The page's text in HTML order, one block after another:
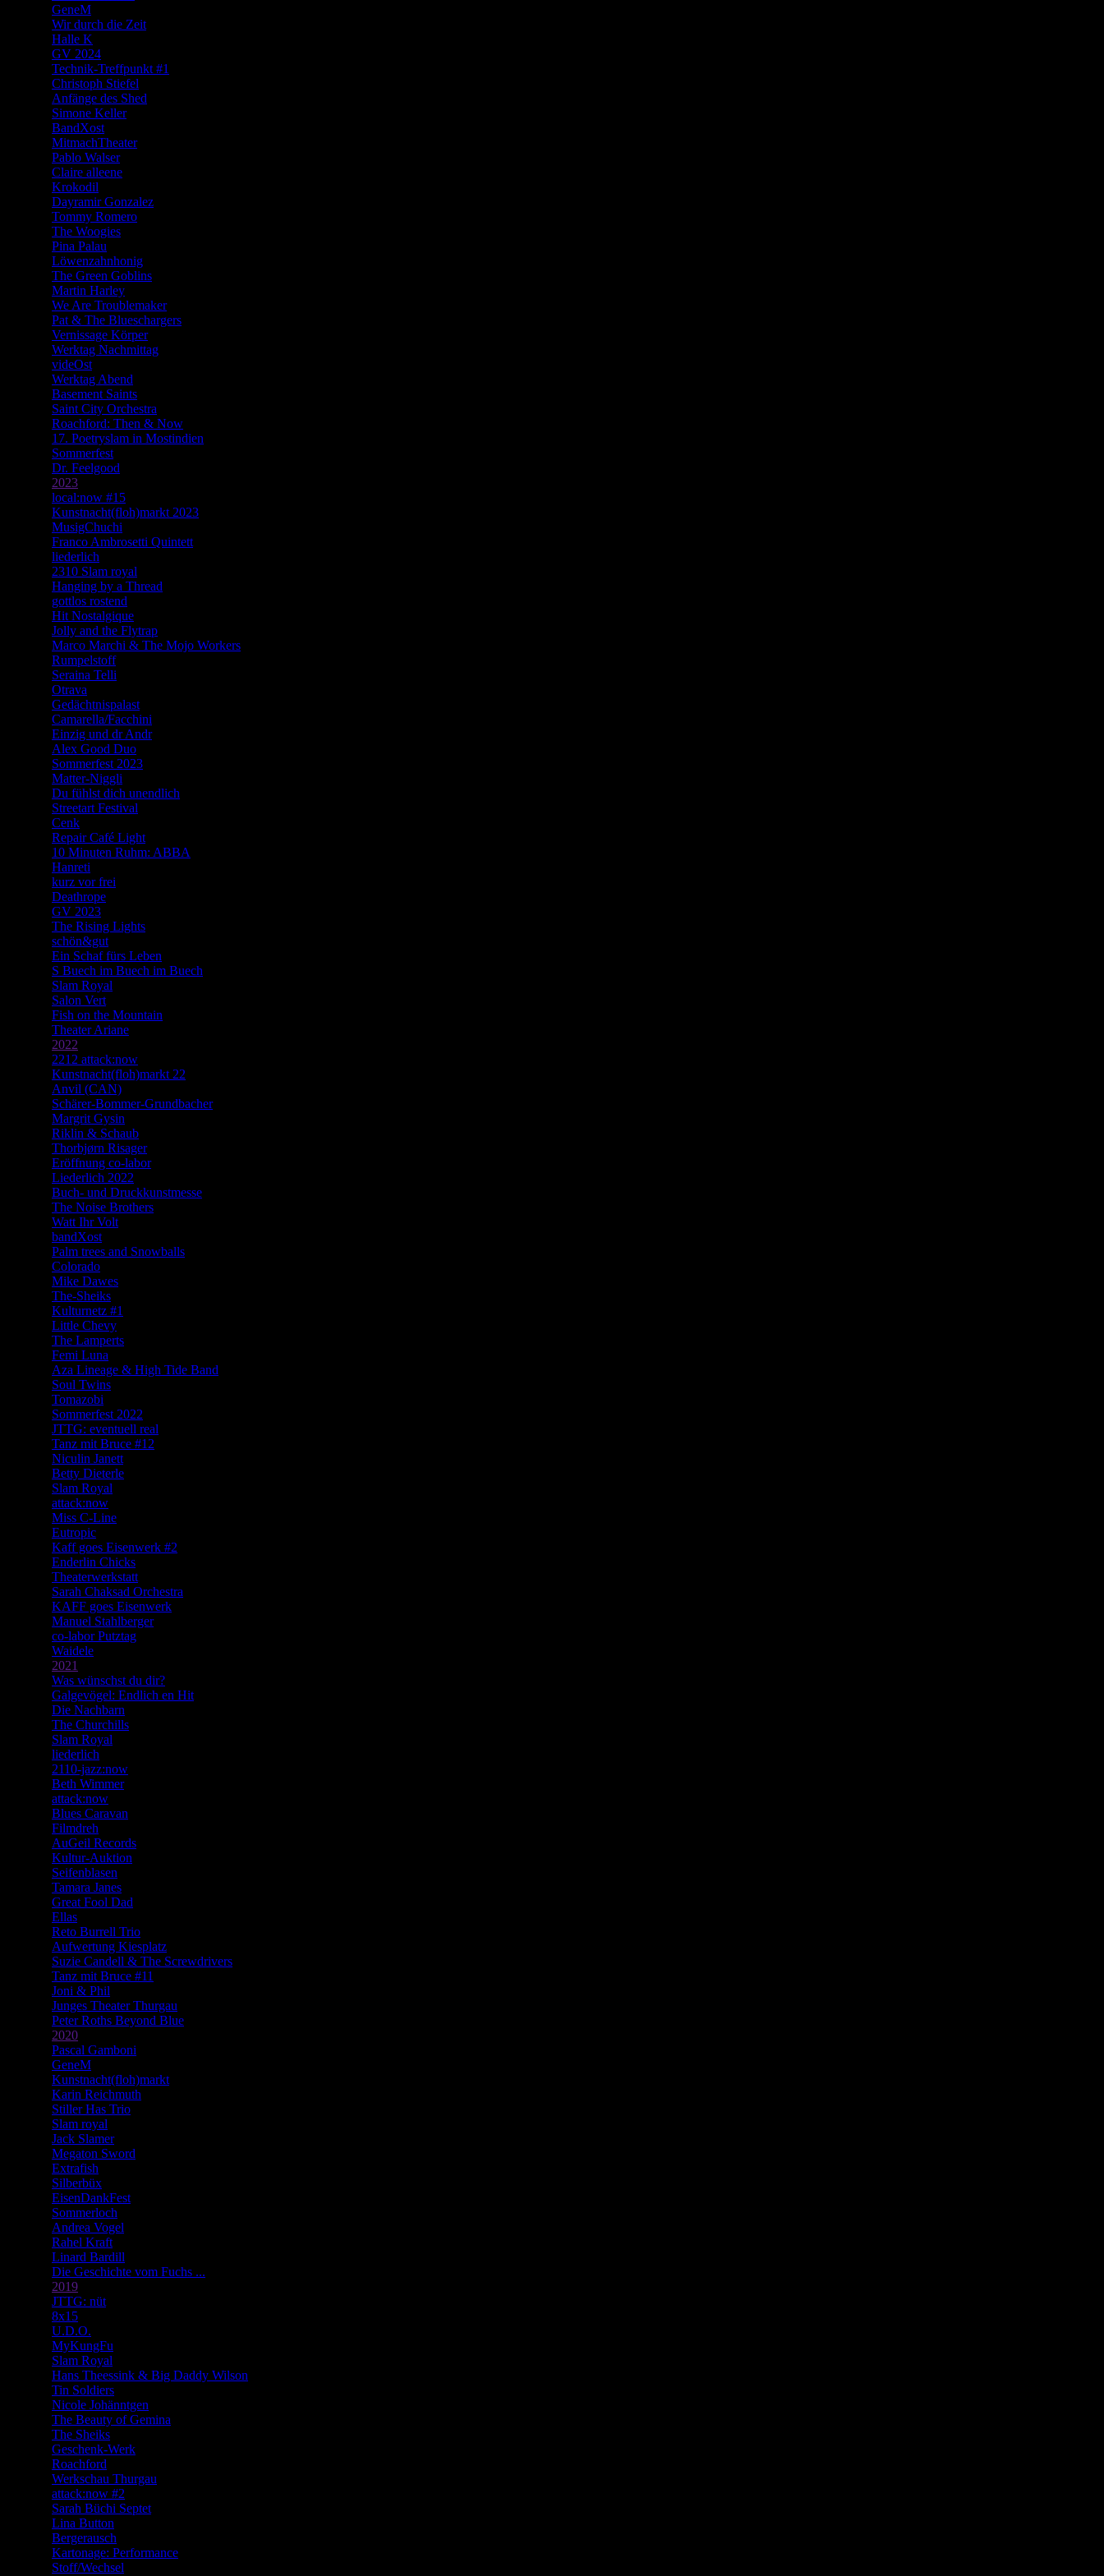
GeneM
Wir durch die Zeit
Halle K
GV 2024
Technik-Treffpunkt #1
Christoph Stiefel
Anfänge des Shed
Simone Keller
BandXost
MitmachTheater
Pablo Walser
Claire alleene
Krokodil
Dayramir Gonzalez
Tommy Romero
The Woogies
Pina Palau
Löwenzahnhonig
The Green Goblins
Martin Harley
We Are Troublemaker
Pat & The Blueschargers
Vernissage Körper
Werktag Nachmittag
videOst
Werktag Abend
Basement Saints
Saint City Orchestra
Roachford: Then & Now
17. Poetryslam in Mostindien
Sommerfest
Dr. Feelgood
2023
local:now #15
Kunstnacht(floh)markt 2023
MusigChuchi
Franco Ambrosetti Quintett
liederlich
2310 Slam royal
Hanging by a Thread
gottlos rostend
Hit Nostalgique
Jolly and the Flytrap
Marco Marchi & The Mojo Workers
Rumpelstoff
Seraina Telli
Otrava
Gedächtnispalast
Camarella/Facchini
Einzig und dr Andr
Alex Good Duo
Sommerfest 2023
Matter-Niggli
Du fühlst dich unendlich
Streetart Festival
Cenk
Repair Café Light
10 Minuten Ruhm: ABBA
Hanreti
kurz vor frei
Deathrope
GV 2023
The Rising Lights
schön&gut
Ein Schaf fürs Leben
S Buech im Buech im Buech
Slam Royal
Salon Vert
Fish on the Mountain
Theater Ariane
2022
2212 attack:now
Kunstnacht(floh)markt 22
Anvil (CAN)
Schärer-Bommer-Grundbacher
Margrit Gysin
Riklin & Schaub
Thorbjørn Risager
Eröffnung co-labor
Liederlich 2022
Buch- und Druckkunstmesse
The Noise Brothers
Watt Ihr Volt
bandXost
Palm trees and Snowballs
Colorado
Mike Dawes
The-Sheiks
Kulturnetz #1
Little Chevy
The Lamperts
Femi Luna
Aza Lineage & High Tide Band
Soul Twins
Tomazobi
Sommerfest 2022
JTTG: eventuell real
Tanz mit Bruce #12
Niculin Janett
Betty Dieterle
Slam Royal
attack:now
Miss C-Line
Eutropic
Kaff goes Eisenwerk #2
Enderlin Chicks
Theaterwerkstatt
Sarah Chaksad Orchestra
KAFF goes Eisenwerk
Manuel Stahlberger
co-labor Putztag
Waidele
2021
Was wünschst du dir?
Galgevögel: Endlich en Hit
Die Nachbarn
The Churchills
Slam Royal
liederlich
2110-jazz:now
Beth Wimmer
attack:now
Blues Caravan
Filmdreh
AuGeil Records
Kultur-Auktion
Seifenblasen
Tamara Janes
Great Fool Dad
Ellas
Reto Burrell Trio
Aufwertung Kiesplatz
Suzie Candell & The Screwdrivers
Tanz mit Bruce #11
Joni & Phil
Junges Theater Thurgau
Peter Roths Beyond Blue
2020
Pascal Gamboni
GeneM
Kunstnacht(floh)markt
Karin Reichmuth
Stiller Has Trio
Slam royal
Jack Slamer
Megaton Sword
Extrafish
Silberbüx
EisenDankFest
Sommerloch
Andrea Vogel
Rahel Kraft
Linard Bardill
Die Geschichte vom Fuchs ...
2019
JTTG: nüt
8x15
U.D.O.
MyKungFu
Slam Royal
Hans Theessink & Big Daddy Wilson
Tin Soldiers
Nicole Johänntgen
The Beauty of Gemina
The Sheiks
Geschenk-Werk
Roachford
Werkschau Thurgau
attack:now #2
Sarah Büchi Septet
Lina Button
Bergerausch
Kartonage: Performance
Stoff/Wechsel